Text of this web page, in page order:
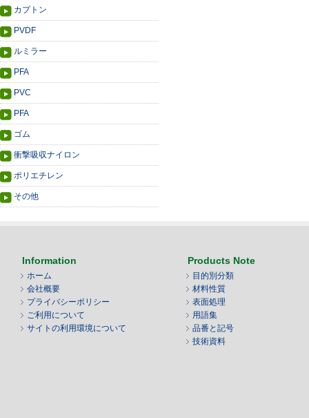
カプトン
PVDF
ルミラー
PFA
PVC
PFA
ゴム
衝撃吸収ナイロン
ポリエチレン
その他
Information
ホーム
会社概要
プライバシーポリシー
ご利用について
サイトの利用環境について
Products Note
目的別分類
材料性質
表面処理
用語集
品番と記号
技術資料